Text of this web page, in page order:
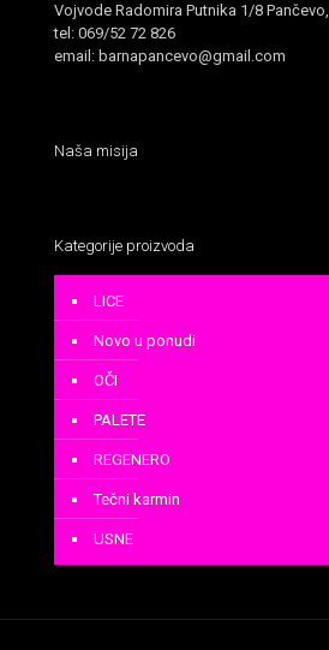
Vojvode Radomira Putnika 1/8 Pančevo,
tel: 069/52 72 826
email: barnapancevo@gmail.com
Naša misija
Kategorije proizvoda
LICE
Novo u ponudi
OČI
PALETE
REGENERO
Tečni karmin
USNE